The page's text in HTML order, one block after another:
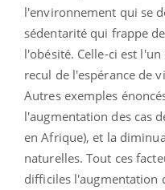
l'environnement qui se
sédentarité qui frappe
l'obésité. Celle-ci est
recul de l'espérance de
Autres exemples
l'augmentation des cas
en Afrique), et la
naturelles. Tout ces
difficiles l'augmentation